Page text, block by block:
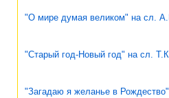
"О мире думая великом" на сл.
"Старый год-Новый год" на сл.
"Загадаю я желанье в